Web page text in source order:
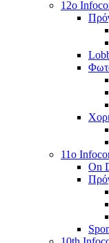
12o
11o
On